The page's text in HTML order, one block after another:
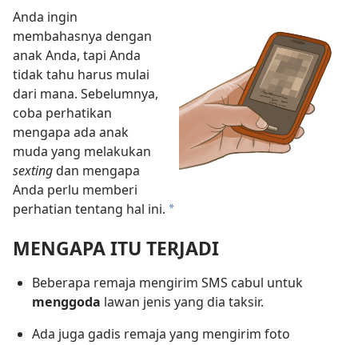
Anda ingin
membahasnya dengan
anak Anda, tapi Anda
tidak tahu harus mulai
dari mana. Sebelumnya,
coba perhatikan
mengapa ada anak
muda yang melakukan
sextingdan mengapa
Anda perlu memberi
perhatian tentang hal ini. *
MENGAPA ITU TERJADI
Beberapa remaja mengirim SMS cabul untuk
menggoda lawan jenis yang dia taksir.
Ada juga gadis remaja yang mengirim foto